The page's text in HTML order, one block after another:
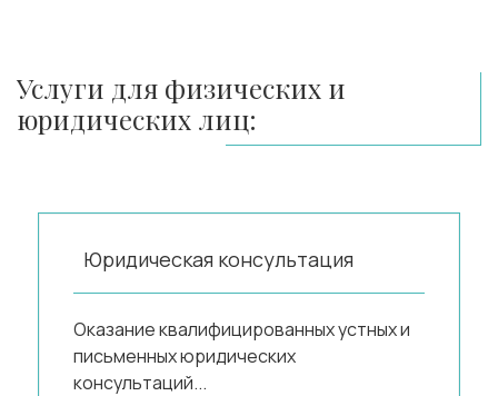
Услуги для физических и
юридических лиц:
Юридическая консультация
Оказание квалифицированных устных и
письменных юридических
консультаций...